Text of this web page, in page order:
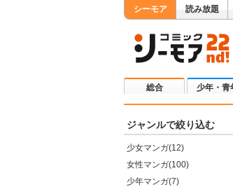
シーモア 読み放題
総合 少年・青
ジャンルで絞り込む
少女マンガ(12)
女性マンガ(100)
少年マンガ(7)